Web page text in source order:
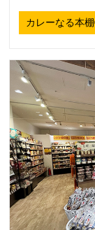
カレーなる本